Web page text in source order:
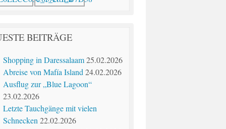
BEITRÄGE
Shopping in Daressalaam 25.02.2026
Abreise von Mafía Island 24.02.2026
Ausflug zur „Blue Lagoon“
23.02.2026
Letzte Tauchgänge mit vielen
Schnecken 22.02.2026